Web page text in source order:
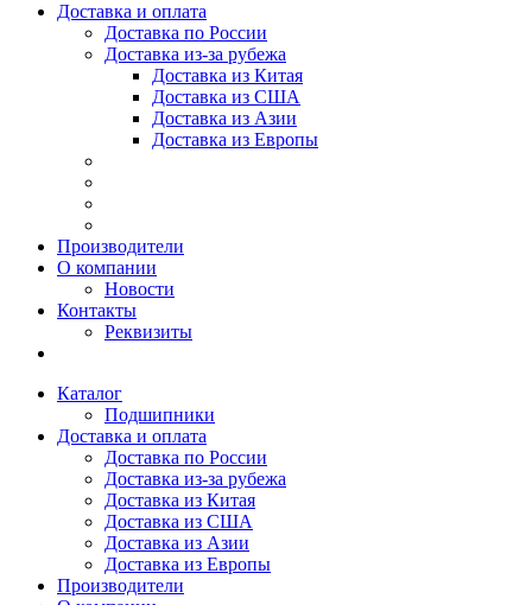
Доставка и оплата
Доставка по России
Доставка из-за рубежа
Доставка из Китая
Доставка из США
Доставка из Азии
Доставка из Европы
Производители
О компании
Новости
Контакты
Реквизиты
Каталог
Подшипники
Доставка и оплата
Доставка по России
Доставка из-за рубежа
Доставка из Китая
Доставка из США
Доставка из Азии
Доставка из Европы
Производители